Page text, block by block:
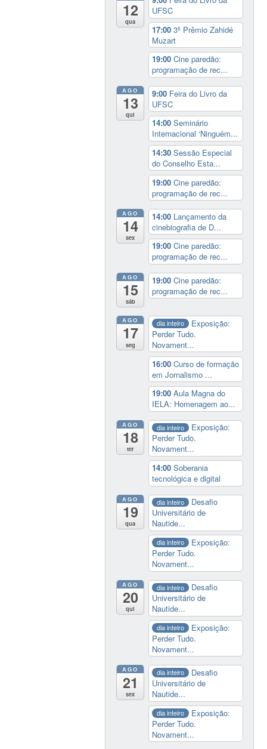
12
qua
UFSC
17:003º Prêmio Zahidé
Muzart
19:00Cine paredão:
programação de rec...
AGO
13
qui
9:00 Feira do Livro da
UFSC
14:00Seminário
Internacional ‘Ninguém...
14:30Sessão Especial
do Conselho Esta...
19:00Cine paredão:
programação de rec...
AGO
14
sex
14:00 Lançamento da
cinebiografia de D...
19:00Cine paredão:
programação de rec...
AGO
15
sáb
19:00Cine paredão:
programação de rec...
AGO
17
seg
dia inteiro
Exposição:
Perder Tudo.
Novament...
16:00Curso de formação
em Jornalismo ...
19:00Aula Magna do
IELA: Homenagem ao...
AGO
18
ter
dia inteiro
Exposição:
Perder Tudo.
Novament...
14:00Soberania
tecnológica e digital
AGO
19
qua
dia inteiro
Desafio
Universitário de
Nautide...
dia inteiro
Exposição:
Perder Tudo.
Novament...
AGO
20
qui
dia inteiro
Desafio
Universitário de
Nautide...
dia inteiro
Exposição:
Perder Tudo.
Novament...
AGO
21
sex
dia inteiro
Desafio
Universitário de
Nautide...
dia inteiro
Exposição:
Perder Tudo.
Novament...